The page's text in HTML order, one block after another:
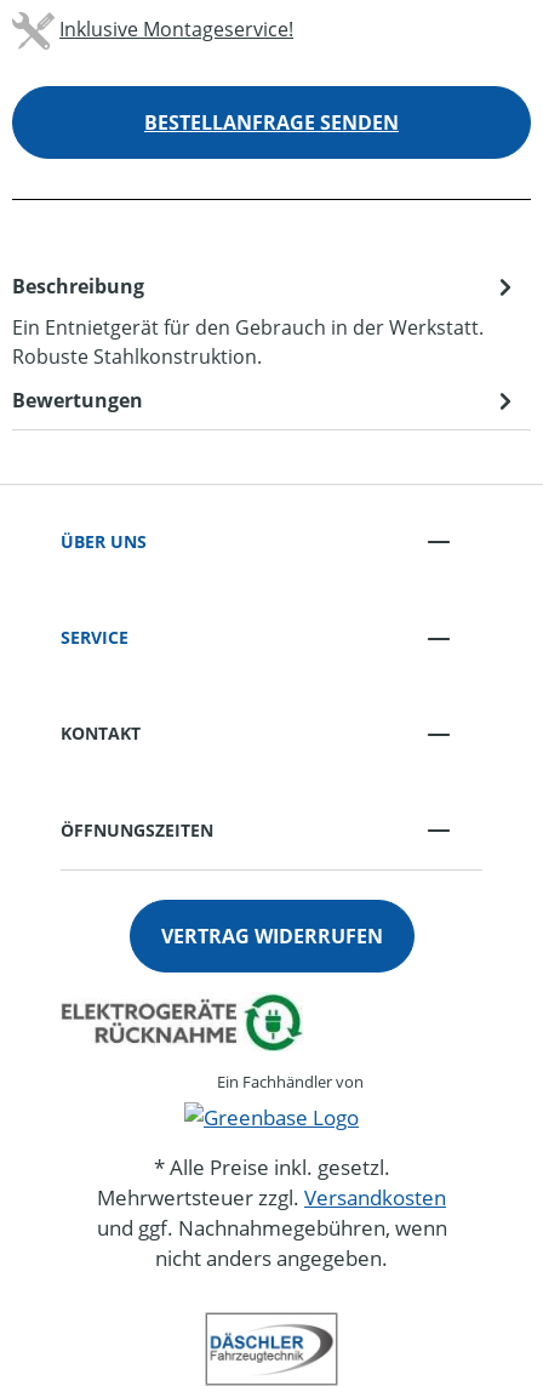
Inklusive Montageservice!
BESTELLANFRAGE SENDEN
Beschreibung
Ein Entnietgerät für den Gebrauch in der Werkstatt.
Robuste Stahlkonstruktion.
Bewertungen
ÜBER UNS
SERVICE
KONTAKT
ÖFFNUNGSZEITEN
VERTRAG WIDERRUFEN
Ein Fachhändler von
* Alle Preise inkl. gesetzl.
Mehrwertsteuer zzgl. Versandkosten
und ggf. Nachnahmegebühren, wenn
nicht anders angegeben.